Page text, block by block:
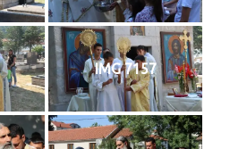
IMG 7157